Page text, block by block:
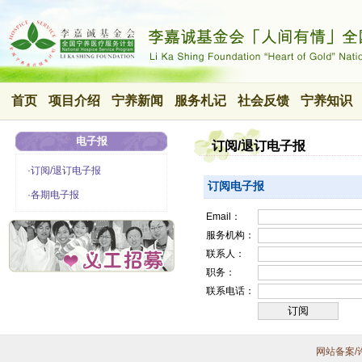
首页 项目介绍 宁养新闻 服务札记 社会反馈 宁养知识
电子报
·订阅/退订电子报
·各期电子报
订阅/退订电子报
订阅电子报
Email：
服务机构：
联系人：
职务：
联系电话：
网站备案/